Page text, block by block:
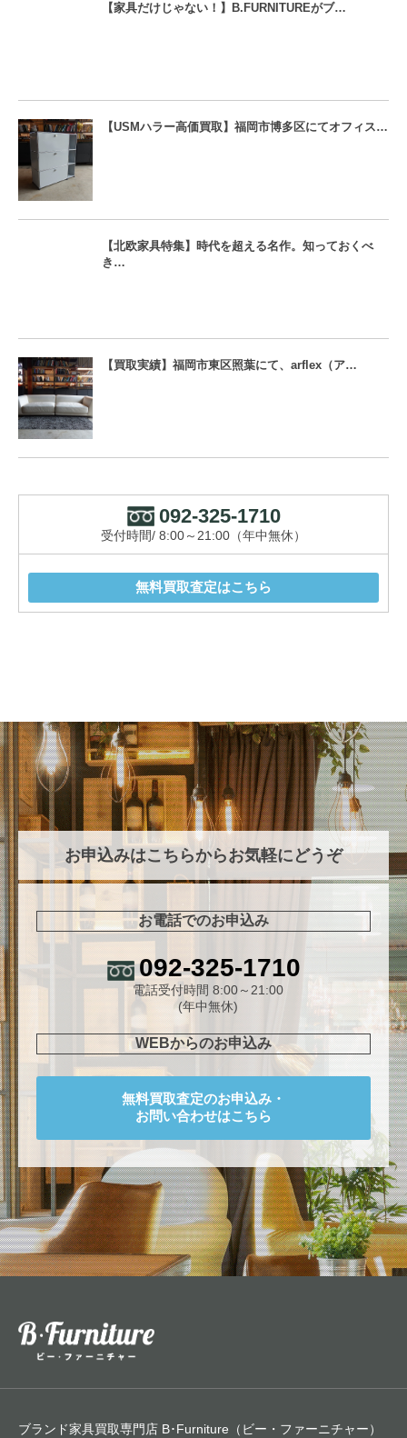
【家具だけじゃない！】B.FURNITUREがブ…
【USMハラー高価買取】福岡市博多区にてオフィス…
【北欧家具特集】時代を超える名作。知っておくべ
き…
【買取実績】福岡市東区照葉にて、arflex（ア…
092-325-1710
受付時間/ 8:00～21:00（年中無休）
無料買取査定はこちら
お申込みはこちらからお気軽にどうぞ
お電話でのお申込み
092-325-1710
電話受付時間 8:00～21:00
(年中無休)
WEBからのお申込み
無料買取査定のお申込み・
お問い合わせはこちら
ブランド家具買取専門店 B･Furniture（ビー・ファーニチャー）